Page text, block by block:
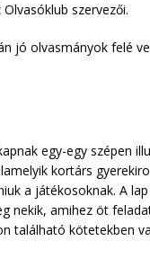
szervezői.
jó olvasmányok felé
egy-egy szépen
kortárs
a játékosoknak. A
nekik, amihez öt
található kötetekben